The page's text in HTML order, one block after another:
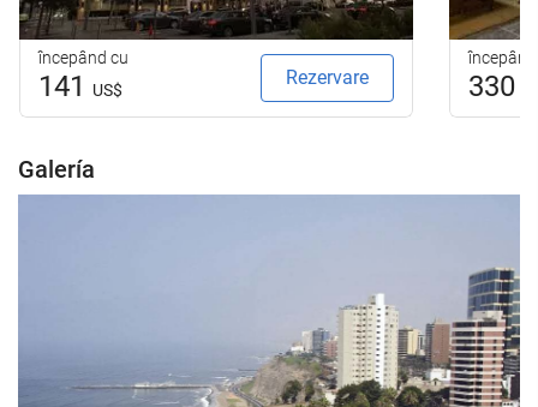
începând cu
141 US$
Rezervare 330
Galería